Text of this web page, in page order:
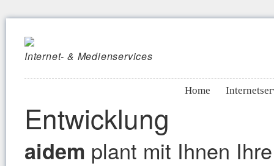
Internet- & Medienservices
Home
Entwicklung
aidem plant mit Ihnen